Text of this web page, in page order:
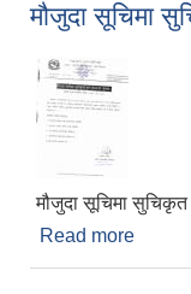
मौजुदा सूचिमा
मौजुदा सूचिमा
Read more